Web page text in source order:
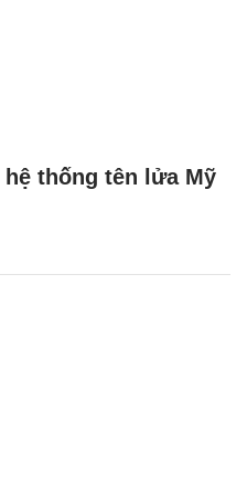
hệ thống tên lửa Mỹ